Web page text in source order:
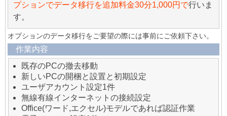
プションでデータ移行を追加料金30分1,000円で行いま
す。
オプションのデータ移行をご要望の際には事前にご依頼下さい。
作業内容
既存のPCの撤去移動
新しいPCの開梱と設置と初期設定
ユーザアカウント設定1件
無線有線インターネットの接続設定
Office(ワード,エクセル)モデルであれば認証作業